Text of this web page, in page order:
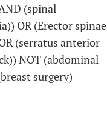
(spinal
OR (Erector spinae
(serratus anterior
NOT (abdominal
surgery)